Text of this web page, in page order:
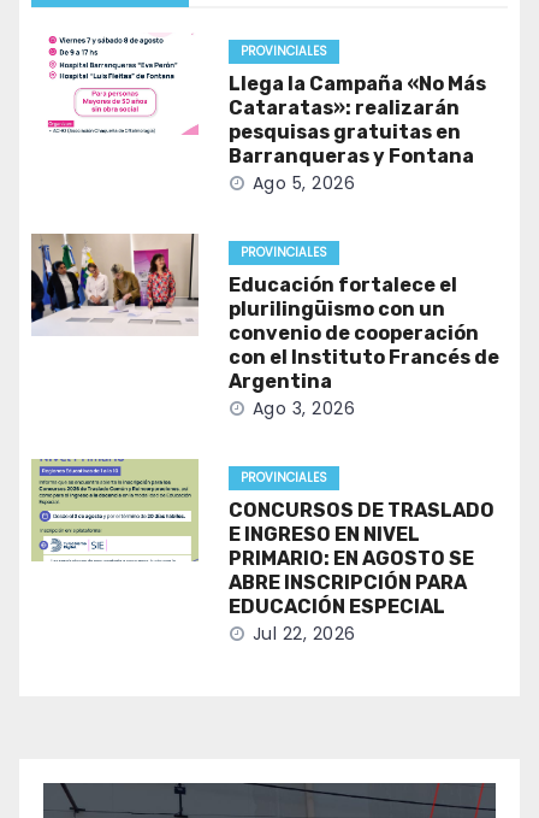
PROVINCIALES
Llega la Campaña «No Más
Cataratas»: realizarán
pesquisas gratuitas en
Barranqueras y Fontana
Ago 5, 2026
PROVINCIALES
Educación fortalece el
plurilingüismo con un
convenio de cooperación
con el Instituto Francés de
Argentina
Ago 3, 2026
PROVINCIALES
CONCURSOS DE TRASLADO
E INGRESO EN NIVEL
PRIMARIO: EN AGOSTO SE
ABRE INSCRIPCIÓN PARA
EDUCACIÓN ESPECIAL
Jul 22, 2026